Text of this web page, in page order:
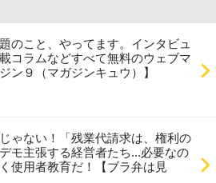
のこと、やってます。インタビュ
コラムなどすべて無料のウェブマ
ン９（マガジンキュウ）】
ゃない！「残業代請求は、権利の
モ主張する経営者たち...必要なの
使用者教育だ！【ブラ弁は見